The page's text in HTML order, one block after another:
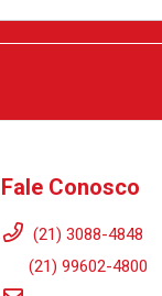
Fale Conosco
(21) 3088-4848
(21) 99602-4800